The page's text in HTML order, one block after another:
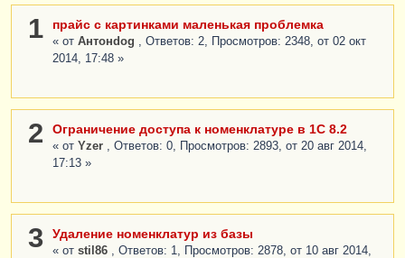
1 прайс с картинками маленькая проблемка
« от Антонdog
, Ответов: 2, Просмотров: 2348, от 02 окт
2014, 17:48 »
2 Ограничение доступа к номенклатуре в 1С 8.2
« от Yzer
, Ответов: 0, Просмотров: 2893, от 20 авг 2014,
17:13 »
3 Удаление номенклатур из базы
« от stil86
, Ответов: 1, Просмотров: 2878, от 10 авг 2014,